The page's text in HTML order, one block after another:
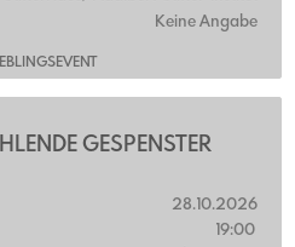
Keine Angabe
GESPENSTER
28.10.2026
19:00